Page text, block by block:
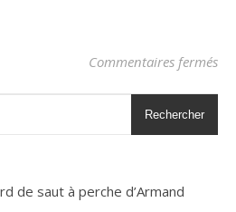
Commentaires fermés
Rechercher
de saut à perche d’Armand